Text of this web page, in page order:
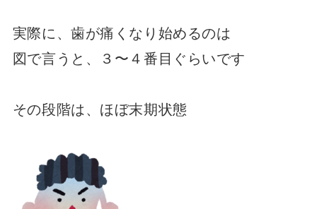
実際に、歯が痛くなり始めるのは
図で言うと、３〜４番目ぐらいです
その段階は、ほぼ末期状態